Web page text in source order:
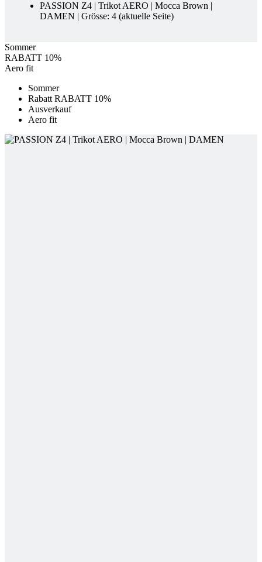
PASSION Z4 | Trikot AERO | Mocca Brown |
DAMEN | Grösse: 4 (aktuelle Seite)
Sommer
RABATT 10%
Aero fit
Sommer
Rabatt RABATT 10%
Ausverkauf
Aero fit